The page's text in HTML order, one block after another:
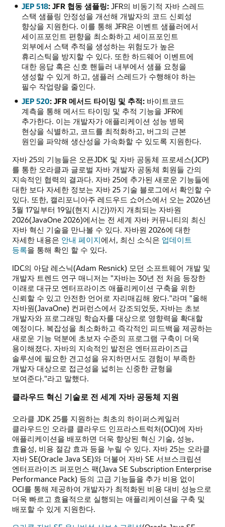
JEP 518: JFR 협동 샘플링:JFR의 비동기적 자바 스레드
스택 샘플링 안정성을 개선해 개발자의 코드 신뢰성
향상을 지원한다. 이를 통해 JFR은 이벤트 샘플러에서
세이프포인트 편향을 최소화하고 세이프포인트
외부에서 스택 추적을 생성하는 위험도가 높은
휴리스틱을 방지할 수 있다. 또한 하드웨어 이벤트에
대한 응답 혹은 신호 핸들러 내부에서 샘플 요청을
생성할 수 있게 하고, 샘플러 스레드가 수행해야 하는
필수 작업량을 줄인다.
JEP 520: JFR 메서드 타이밍 및 추적: 바이트코드
계측을 통해 메서드 타이밍 및 추적 기능을 JFR에
추가한다. 이는 개발자가 애플리케이션 성능 병목
현상을 식별하고, 코드를 최적화하고, 버그의 근본
원인을 파악해 생산성을 가속화할 수 있도록 지원한다.
자바 25의 기능들은 오픈JDK 및 자바 공동체 프로세스(JCP)
를 통한 오라클과 글로벌 자바 개발자 공동체 회원들 간의
지속적인 협력의 결과다. 자바 25에 추가된 새로운 기능들에
대한 보다 자세한 정보는 자바 25 기술 블로그에서 확인할 수
있다. 또한, 캘리포니아주 레드우드 쇼어스에서 오는 2026년
3월 17일부터 19일(현지 시간)까지 개최되는 자바원
2026(JavaOne 2026)에서는 전 세계 자바 커뮤니티의 최신
자바 혁신 기술을 만나볼 수 있다. 자바원 2026에 대한
자세한 내용은 안내 페이지에서, 최신 소식은 업데이트
등록을 통해 확인 할 수 있다.
IDC의 아담 레스닉(Adam Resnick) 모던 소프트웨어 개발 및
개발자 트렌드 연구 매니저는 "자바는 30년 전 처음 등장한
이래로 대규모 엔터프라이즈 애플리케이션 구축을 위한
신뢰할 수 있고 안전한 언어로 자리매김해 왔다."라며 "올해
자바원(JavaOne) 컨퍼런스에서 강조되었듯, 자바는 초보
개발자와 프로그래밍 학습자를 대상으로 영향력을 확대할
예정이다. 복잡성을 최소화하고 즉각적인 피드백을 제공하는
새로운 기능 덕분에 초보자 수준의 프로그램 구축이 더욱
용이해졌다. 자바의 지속적인 발전은 엔터프라이즈급
솔루션에 필요한 견고성을 유지하면서도 경험이 부족한
개발자 대상으로 접근성을 넓히는 신중한 균형을
보여준다."라고 말했다.
클라우드 혁신 기술로 전 세계 자바 공동체 지원
오라클 JDK 25를 지원하는 최초의 하이퍼스케일러
클라우드인 오라클 클라우드 인프라스트럭처(OCI)에 자바
애플리케이션을 배포하면 더욱 향상된 혁신 기술, 성능,
효율성, 비용 절감 효과 등을 누릴 수 있다. 자바 25는 오라클
자바 SE(Oracle Java SE)와 더불어 자바 SE 서브스크립션
엔터프라이즈 퍼포먼스 팩(Java SE Subscription Enterprise
Performance Pack) 등의 고급 기능들을 추가 비용 없이
OCI를 통해 제공하여 개발자가 최적화된 비용 대비 성능으로
더욱 빠르고 효율적으로 실행되는 애플리케이션을 구축 및
배포할 수 있게 지원한다.